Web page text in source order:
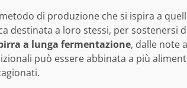
di produzione che si ispira a
destinata a loro stessi, per sostenersi
a lunga fermentazione, dalle note
può essere abbinata a più